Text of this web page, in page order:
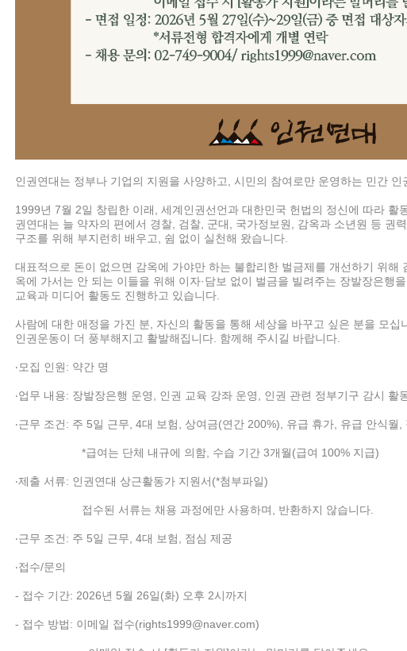
인권연대는 정부나 기업의 지원을 사양하고, 시민의 참여로만 운영하는 민간 인
1999년 7월 2일 창립한 이래, 세계인권선언과 대한민국 헌법의 정신에 따라 활
권연대는 늘 약자의 편에서 경찰, 검찰, 군대, 국가정보원, 감옥과 소년원 등 권
구조를 위해 부지런히 배우고, 쉼 없이 실천해 왔습니다.
대표적으로 돈이 없으면 감옥에 가야만 하는 불합리한 벌금제를 개선하기 위해
옥에 가서는 안 되는 이들을 위해 이자·담보 없이 벌금을 빌려주는 장발장은행
교육과 미디어 활동도 진행하고 있습니다.
사람에 대한 애정을 가진 분, 자신의 활동을 통해 세상을 바꾸고 싶은 분을 모십
인권운동이 더 풍부해지고 활발해집니다. 함께해 주시길 바랍니다.
‧모집 인원: 약간 명
‧업무 내용: 장발장은행 운영, 인권 교육 강좌 운영, 인권 관련 정부기구 감시 활
‧근무 조건: 주 5일 근무, 4대 보험, 상여금(연간 200%), 유급 휴가, 유급 안식월,
*급여는 단체 내규에 의함, 수습 기간 3개월(급여 100% 지급)
‧제출 서류: 인권연대 상근활동가 지원서(*첨부파일)
접수된 서류는 채용 과정에만 사용하며, 반환하지 않습니다.
‧근무 조건: 주 5일 근무, 4대 보험, 점심 제공
‧접수/문의
- 접수 기간: 2026년 5월 26일(화) 오후 2시까지
- 접수 방법: 이메일 접수(rights1999@naver.com)